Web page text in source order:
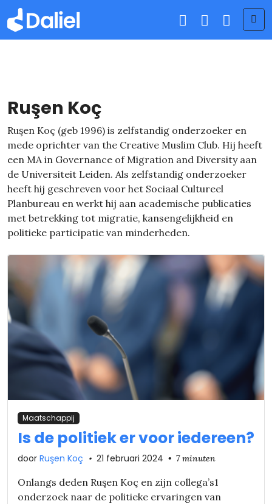
Ruşen Koç
Ruşen Koç (geb 1996) is zelfstandig onderzoeker en
mede oprichter van the Creative Muslim Club. Hij heeft
een MA in Governance of Migration and Diversity aan
de Universiteit Leiden. Als zelfstandig onderzoeker
heeft hij geschreven voor het Sociaal Cultureel
Planbureau en werkt hij aan academische publicaties
met betrekking tot migratie, kansengelijkheid en
politieke participatie van minderheden.
Maatschappij
Is de politiek er voor iedereen?
door Ruşen Koç • 21 februari 2024 • 7 minuten
Onlangs deden Ruşen Koç en zijn collega’s1
onderzoek naar de politieke ervaringen van